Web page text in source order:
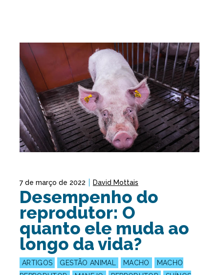
7 de março de 2022 David Mottais
Desempenho do
reprodutor: O
quanto ele muda ao
longo da vida?
ARTIGOS GESTÃO ANIMAL MACHO
MACHO